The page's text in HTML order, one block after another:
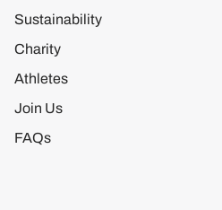
Sustainability
Charity
Athletes
Join Us
FAQs